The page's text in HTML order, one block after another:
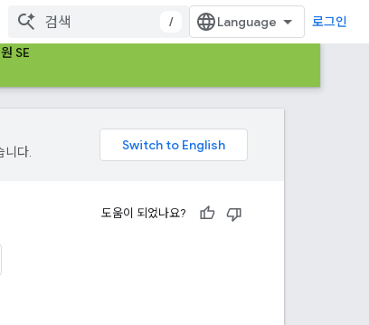
/ 로그인
SE
니다.
도움이 되었나요?